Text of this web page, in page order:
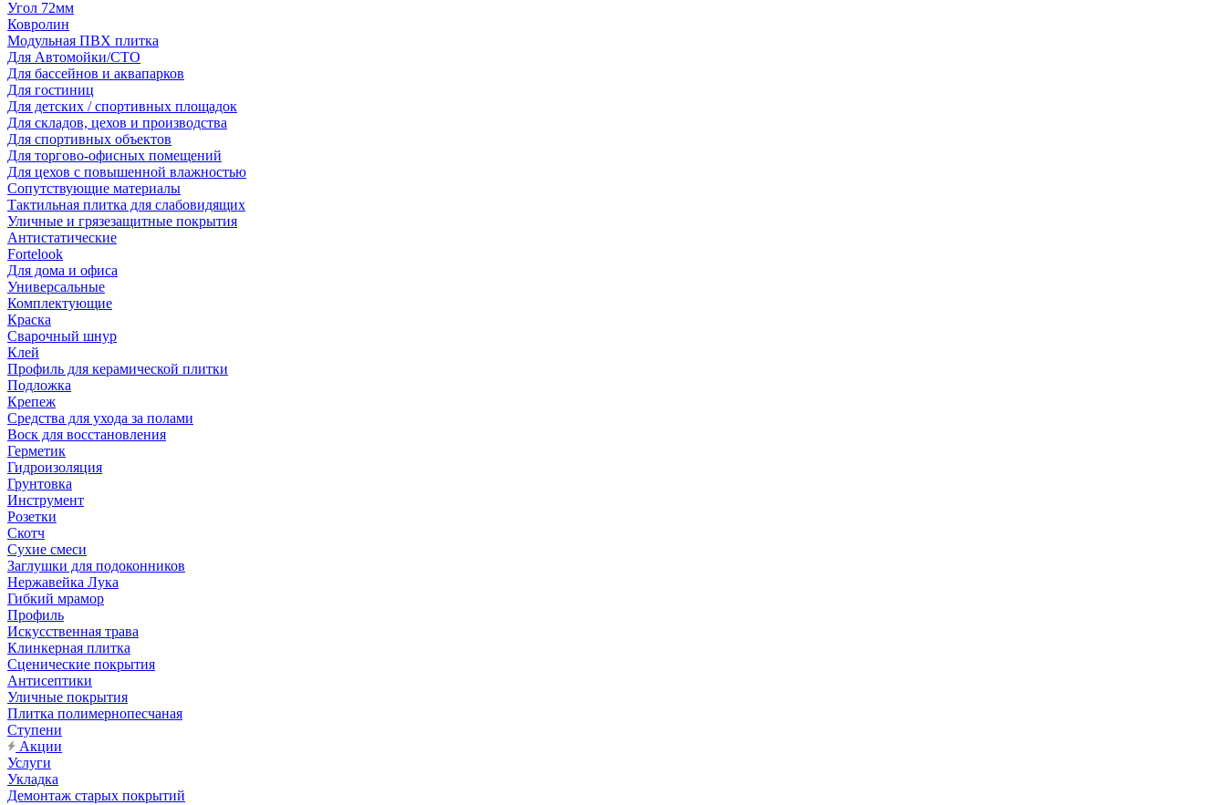
Угол 72мм
Ковролин
Модульная ПВХ плитка
Для Автомойки/СТО
Для бассейнов и аквапарков
Для гостиниц
Для детских / спортивных площадок
Для складов, цехов и производства
Для спортивных объектов
Для торгово-офисных помещений
Для цехов с повышенной влажностью
Сопутствующие материалы
Тактильная плитка для слабовидящих
Уличные и грязезащитные покрытия
Антистатические
Fortelook
Для дома и офиса
Универсальные
Комплектующие
Краска
Сварочный шнур
Клей
Профиль для керамической плитки
Подложка
Крепеж
Средства для ухода за полами
Воск для восстановления
Герметик
Гидроизоляция
Грунтовка
Инструмент
Розетки
Скотч
Сухие смеси
Заглушки для подоконников
Нержавейка Лука
Гибкий мрамор
Профиль
Искусственная трава
Клинкерная плитка
Сценические покрытия
Антисептики
Уличные покрытия
Плитка полимернопесчаная
Ступени
Акции
Услуги
Укладка
Демонтаж старых покрытий